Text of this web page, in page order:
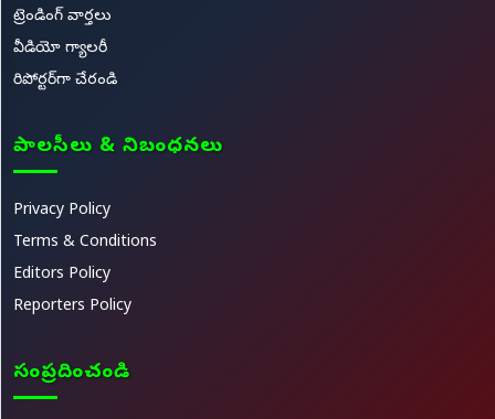
ట్రెండింగ్ వార్తలు
వీడియో గ్యాలరీ
రిపోర్టర్‌గా చేరండి
పాలసీలు & నిబంధనలు
Privacy Policy
Terms & Conditions
Editors Policy
Reporters Policy
సంప్రదించండి